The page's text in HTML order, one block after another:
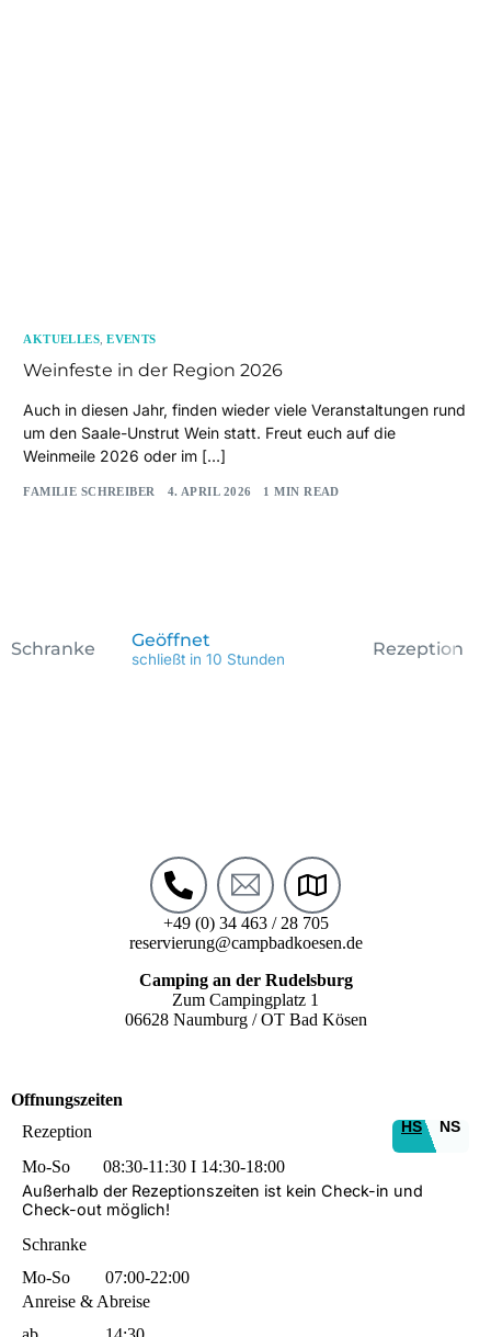
AKTUELLES ,EVENTS
Weinfeste in der Region 2026
Auch in diesen Jahr, finden wieder viele Veranstaltungen rund
um den Saale-Unstrut Wein statt. Freut euch auf die
Weinmeile 2026 oder im […]
FAMILIE SCHREIBER 4. APRIL 2026 1 MIN READ
Schranke Geöffnet
schließt in 10 Stunden Rezeption
+49 (0) 34 463 / 28 705
reservierung@campbadkoesen.de
Camping an der Rudelsburg
Zum Campingplatz 1
06628 Naumburg / OT Bad Kösen
Offnungszeiten
Rezeption
HS NS
Mo-So
08:30-11:30 I 14:30-18:00
Außerhalb der Rezeptionszeiten ist kein Check-in und
Check-out möglich!
Schranke
Mo-So
07:00-22:00
Anreise & Abreise